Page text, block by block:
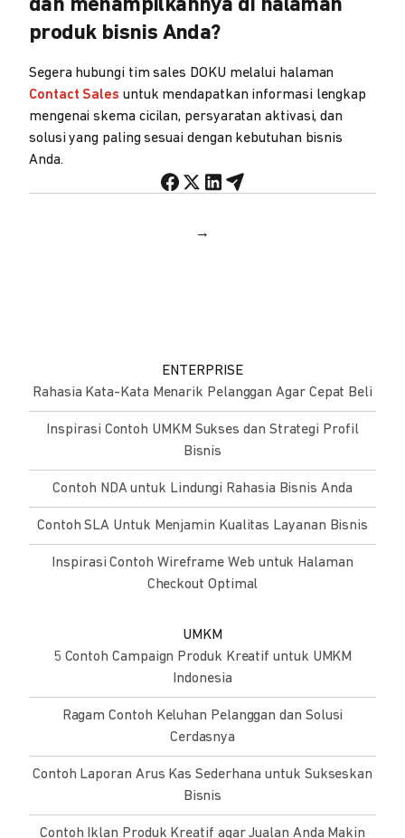
dan menampilkannya di halaman
produk bisnis Anda?
Segera hubungi tim sales DOKU melalui halaman
Contact Sales untuk mendapatkan informasi lengkap
mengenai skema cicilan, persyaratan aktivasi, dan
solusi yang paling sesuai dengan kebutuhan bisnis
Anda.
→
ENTERPRISE
Rahasia Kata-Kata Menarik Pelanggan Agar Cepat Beli
Inspirasi Contoh UMKM Sukses dan Strategi Profil
Bisnis
Contoh NDA untuk Lindungi Rahasia Bisnis Anda
Contoh SLA Untuk Menjamin Kualitas Layanan Bisnis
Inspirasi Contoh Wireframe Web untuk Halaman
Checkout Optimal
UMKM
5 Contoh Campaign Produk Kreatif untuk UMKM
Indonesia
Ragam Contoh Keluhan Pelanggan dan Solusi
Cerdasnya
Contoh Laporan Arus Kas Sederhana untuk Sukseskan
Bisnis
Contoh Iklan Produk Kreatif agar Jualan Anda Makin